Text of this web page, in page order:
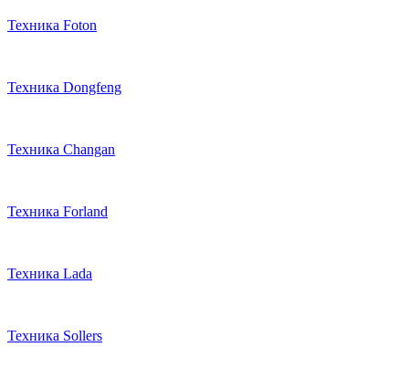
Техника Foton
Техника Dongfeng
Техника Changan
Техника Forland
Техника Lada
Техника Sollers